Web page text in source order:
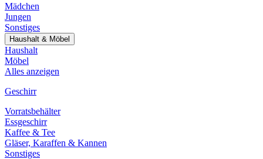
Mädchen
Jungen
Sonstiges
Haushalt & Möbel
Haushalt
Möbel
Alles anzeigen
Geschirr
Vorratsbehälter
Essgeschirr
Kaffee & Tee
Gläser, Karaffen & Kannen
Sonstiges